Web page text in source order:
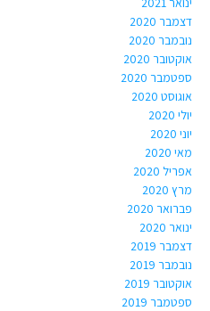
דצמבר 2020
נובמבר 2020
אוקטובר 2020
ספטמבר 2020
אוגוסט 2020
יולי 2020
יוני 2020
מאי 2020
אפריל 2020
מרץ 2020
פברואר 2020
ינואר 2020
דצמבר 2019
נובמבר 2019
אוקטובר 2019
ספטמבר 2019